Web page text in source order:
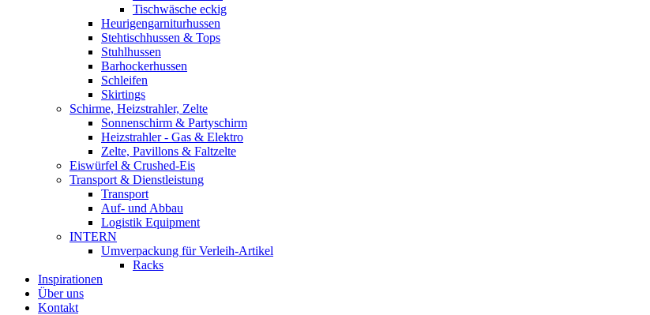
Tischwäsche eckig
Heurigengarniturhussen
Stehtischhussen & Tops
Stuhlhussen
Barhockerhussen
Schleifen
Skirtings
Schirme, Heizstrahler, Zelte
Sonnenschirm & Partyschirm
Heizstrahler - Gas & Elektro
Zelte, Pavillons & Faltzelte
Eiswürfel & Crushed-Eis
Transport & Dienstleistung
Transport
Auf- und Abbau
Logistik Equipment
INTERN
Umverpackung für Verleih-Artikel
Racks
Inspirationen
Über uns
Kontakt